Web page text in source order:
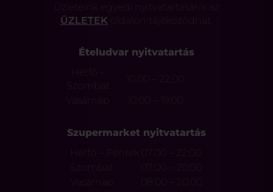
Üzleteink egyedi nyitvatartásáról az
ÜZLETEK oldalon tájékozódhat.
Ételudvar nyitvatartás
Hétfő –
Szombat
10:00 – 22:00
Vasárnap
Szupermarket nyitvatartás
Hétfő – Péntek
07:00 – 22:00
Szombat
07:00 – 20:00
Vasárnap
08:00 – 20:00